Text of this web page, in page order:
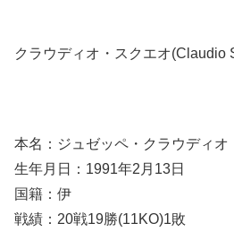
クラウディオ・スクエオ(Claudio
本名：ジュゼッペ・クラウディオ
生年月日：1991年2月13日
国籍：伊
戦績：20戦19勝(11KO)1敗